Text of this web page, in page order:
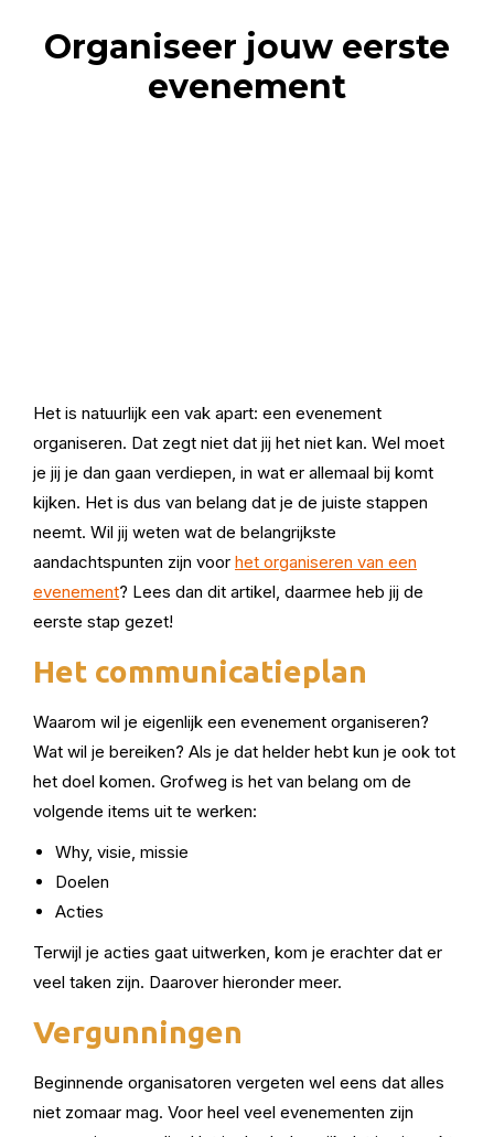
Organiseer jouw eerste
evenement
Het is natuurlijk een vak apart: een evenement
organiseren. Dat zegt niet dat jij het niet kan. Wel moet
je jij je dan gaan verdiepen, in wat er allemaal bij komt
kijken. Het is dus van belang dat je de juiste stappen
neemt. Wil jij weten wat de belangrijkste
aandachtspunten zijn voor het organiseren van een
evenement? Lees dan dit artikel, daarmee heb jij de
eerste stap gezet!
Het communicatieplan
Waarom wil je eigenlijk een evenement organiseren?
Wat wil je bereiken? Als je dat helder hebt kun je ook tot
het doel komen. Grofweg is het van belang om de
volgende items uit te werken:
Why, visie, missie
Doelen
Acties
Terwijl je acties gaat uitwerken, kom je erachter dat er
veel taken zijn. Daarover hieronder meer.
Vergunningen
Beginnende organisatoren vergeten wel eens dat alles
niet zomaar mag. Voor heel veel evenementen zijn